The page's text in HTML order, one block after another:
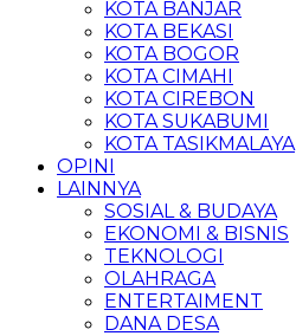
KOTA BANJAR
KOTA BEKASI
KOTA BOGOR
KOTA CIMAHI
KOTA CIREBON
KOTA SUKABUMI
KOTA TASIKMALAYA
OPINI
LAINNYA
SOSIAL & BUDAYA
EKONOMI & BISNIS
TEKNOLOGI
OLAHRAGA
ENTERTAIMENT
DANA DESA